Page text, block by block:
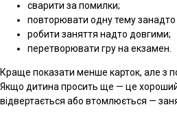
сварити за помилки;
повторювати одну тему занадто
робити заняття надто довгими;
перетворювати гру на екзамен.
Краще показати менше карток, але з
Якщо дитина просить ще — це
відвертається або втомлюється —